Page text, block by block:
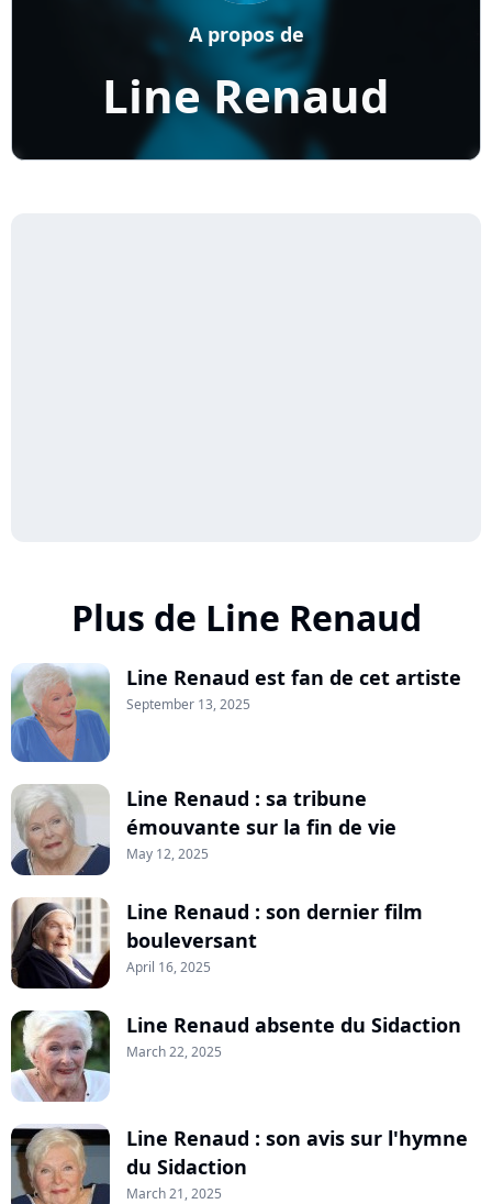
Line Renaud
A propos de
Plus de Line Renaud
Line Renaud est fan de cet artiste
September 13, 2025
Line Renaud : sa tribune
émouvante sur la fin de vie
May 12, 2025
Line Renaud : son dernier film
bouleversant
April 16, 2025
Line Renaud absente du Sidaction
March 22, 2025
Line Renaud : son avis sur l'hymne
du Sidaction
March 21, 2025